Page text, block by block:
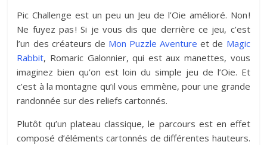
Pic Challenge est un peu un Jeu de l’Oie amélioré. Non !
Ne fuyez pas ! Si je vous dis que derrière ce jeu, c’est
l’un des créateurs de Mon Puzzle Aventure et de Magic
Rabbit, Romaric Galonnier, qui est aux manettes, vous
imaginez bien qu’on est loin du simple jeu de l’Oie. Et
c’est à la montagne qu’il vous emmène, pour une grande
randonnée sur des reliefs cartonnés.
Plutôt qu’un plateau classique, le parcours est en effet
composé d’éléments cartonnés de différentes hauteurs.